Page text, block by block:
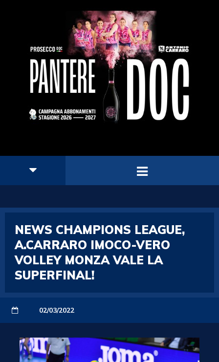
NEWS CHAMPIONS LEAGUE,
A.CARRARO IMOCO-VERO
VOLLEY MONZA VALE LA
SUPERFINAL!
02/03/2022